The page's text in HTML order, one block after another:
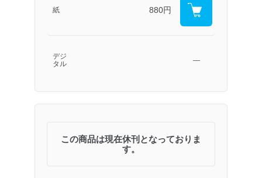
紙 880円
デジ
タル
―
この商品は現在休刊となっておりま
す。